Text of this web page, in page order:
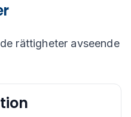
rättigheter avseende